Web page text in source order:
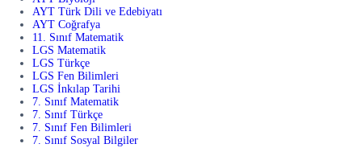
AYT Türk Dili ve Edebiyatı
AYT Coğrafya
11. Sınıf Matematik
LGS Matematik
LGS Türkçe
LGS Fen Bilimleri
LGS İnkılap Tarihi
7. Sınıf Matematik
7. Sınıf Türkçe
7. Sınıf Fen Bilimleri
7. Sınıf Sosyal Bilgiler